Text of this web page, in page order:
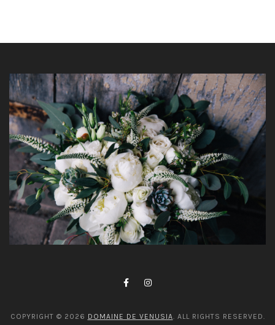
COPYRIGHT © 2026 DOMAINE DE VENUSIA. ALL RIGHTS RESERVED.